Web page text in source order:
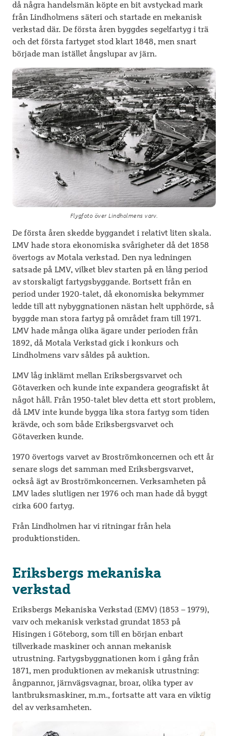
då några handelsmän köpte en bit avstyckad mark
från Lindholmens säteri och startade en mekanisk
verkstad där. De första åren byggdes segelfartyg i trä
och det första fartyget stod klart 1848, men snart
började man istället ångslupar av järn.
Flygfoto över Lindholmens varv.
De första åren skedde byggandet i relativt liten skala.
LMV hade stora ekonomiska svårigheter då det 1858
övertogs av Motala verkstad. Den nya ledningen
satsade på LMV, vilket blev starten på en lång period
av storskaligt fartygsbyggande. Bortsett från en
period under 1920-talet, då ekonomiska bekymmer
ledde till att nybyggnationen nästan helt upphörde, så
byggde man stora fartyg på området fram till 1971.
LMV hade många olika ägare under perioden från
1892, då Motala Verkstad gick i konkurs och
Lindholmens varv såldes på auktion.
LMV låg inklämt mellan Eriksbergsvarvet och
Götaverken och kunde inte expandera geografiskt åt
något håll. Från 1950-talet blev detta ett stort problem,
då LMV inte kunde bygga lika stora fartyg som tiden
krävde, och som både Eriksbergsvarvet och
Götaverken kunde.
1970 övertogs varvet av Broströmkoncernen och ett år
senare slogs det samman med Eriksbergsvarvet,
också ägt av Broströmkoncernen. Verksamheten på
LMV lades slutligen ner 1976 och man hade då byggt
cirka 600 fartyg.
Från Lindholmen har vi ritningar från hela
produktionstiden.
Eriksbergs mekaniska
verkstad
Eriksbergs Mekaniska Verkstad (EMV) (1853 – 1979),
varv och mekanisk verkstad grundat 1853 på
Hisingen i Göteborg, som till en början enbart
tillverkade maskiner och annan mekanisk
utrustning. Fartygsbyggnationen kom i gång från
1871, men produktionen av mekanisk utrustning:
ångpannor, järnvägsvagnar, broar, olika typer av
lantbruksmaskiner, m.m., fortsatte att vara en viktig
del av verksamheten.